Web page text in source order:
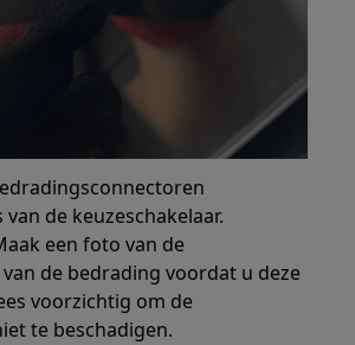
de keuzeschakelaar.
een foto van de
de bedrading voordat u deze
voorzichtig om de
te beschadigen.